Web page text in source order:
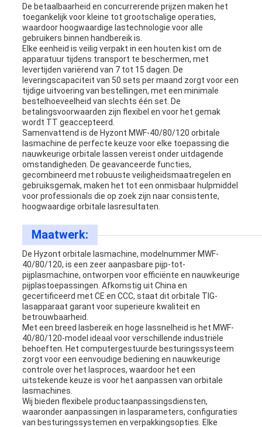
De betaalbaarheid en concurrerende prijzen maken het
toegankelijk voor kleine tot grootschalige operaties,
waardoor hoogwaardige lastechnologie voor alle
gebruikers binnen handbereik is.
Elke eenheid is veilig verpakt in een houten kist om de
apparatuur tijdens transport te beschermen, met
levertijden variërend van 7 tot 15 dagen. De
leveringscapaciteit van 50 sets per maand zorgt voor een
tijdige uitvoering van bestellingen, met een minimale
bestelhoeveelheid van slechts één set. De
betalingsvoorwaarden zijn flexibel en voor het gemak
wordt TT geaccepteerd.
Samenvattend is de Hyzont MWF-40/80/120 orbitale
lasmachine de perfecte keuze voor elke toepassing die
nauwkeurige orbitale lassen vereist onder uitdagende
omstandigheden. De geavanceerde functies,
gecombineerd met robuuste veiligheidsmaatregelen en
gebruiksgemak, maken het tot een onmisbaar hulpmiddel
voor professionals die op zoek zijn naar consistente,
hoogwaardige orbitale lasresultaten.
Maatwerk:
De Hyzont orbitale lasmachine, modelnummer MWF-
40/80/120, is een zeer aanpasbare pijp-tot-
pijplasmachine, ontworpen voor efficiënte en nauwkeurige
pijplastoepassingen. Afkomstig uit China en
gecertificeerd met CE en CCC, staat dit orbitale TIG-
lasapparaat garant voor superieure kwaliteit en
betrouwbaarheid.
Met een breed lasbereik en hoge lassnelheid is het MWF-
40/80/120-model ideaal voor verschillende industriële
behoeften. Het computergestuurde besturingssysteem
zorgt voor een eenvoudige bediening en nauwkeurige
controle over het lasproces, waardoor het een
uitstekende keuze is voor het aanpassen van orbitale
lasmachines.
Wij bieden flexibele productaanpassingsdiensten,
waaronder aanpassingen in lasparameters, configuraties
van besturingssystemen en verpakkingsopties. Elke